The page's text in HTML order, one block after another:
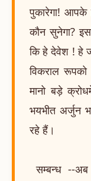
पुकारेगा! आपके
कौन सुनेगा?
कि हे देवेश ! हे
विकराल
मानो बड़े
भयभीत अर्जुन
रहे हैं।
सम्बन्ध --